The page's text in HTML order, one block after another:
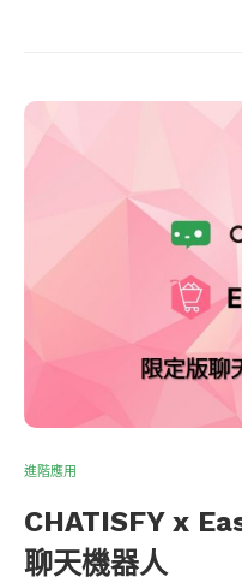
進階應用
CHATISFY x
聊天機器人